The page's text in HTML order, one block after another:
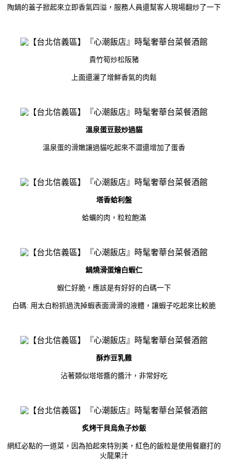
陶鍋的蓋子掀起來立即香氣四溢，服務人員還幫客人現場翻炒了一下
貴竹筍炒松阪豬
上面還灑了增鮮香氣的肉鬆
溫泉蛋豆鼓炒過貓
溫泉蛋的滑嫩讓過貓吃起來不澀還增加了蛋香
塔香蛤利盤
蛤蠣的肉，粒粒飽滿
鍋燒滑蛋燴白蝦仁
蝦仁好脆，應該是有好好的白碼一下
白碼: 用太白粉抓過洗掉蝦表面滑滑的液體，讓蝦子吃起來比較脆
酥炸豆乳雞
沾著類似塔塔醬的醬汁，非常好吃
炙烤干貝烏魚子炒飯
網紅必點的一道菜，因為拍起來特別美，紅色的飯粒是使用餐廳打的
火龍果汁